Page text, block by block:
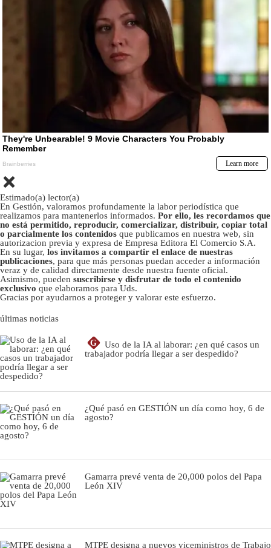
Estimado(a) lector(a)
En Gestión, valoramos profundamente la labor periodística que
realizamos para mantenerlos informados. Por ello, les recordamos que
no está permitido, reproducir, comercializar, distribuir, copiar total
o parcialmente los contenidos que publicamos en nuestra web, sin
autorizacion previa y expresa de Empresa Editora El Comercio S.A.
En su lugar, los invitamos a compartir el enlace de nuestras
publicaciones, para que más personas puedan acceder a información
veraz y de calidad directamente desde nuestra fuente oficial.
Asimismo, pueden suscribirse y disfrutar de todo el contenido
exclusivo que elaboramos para Uds.
Gracias por ayudarnos a proteger y valorar este esfuerzo.
últimas noticias
G
Uso de la IA al laborar: ¿en qué casos un
trabajador podría llegar a ser despedido?
¿Qué pasó en GESTIÓN un día como hoy, 6 de
agosto?
Gamarra prevé venta de 20,000 polos del Papa
León XIV
MTPE designa a nuevos viceministros de Trabajo